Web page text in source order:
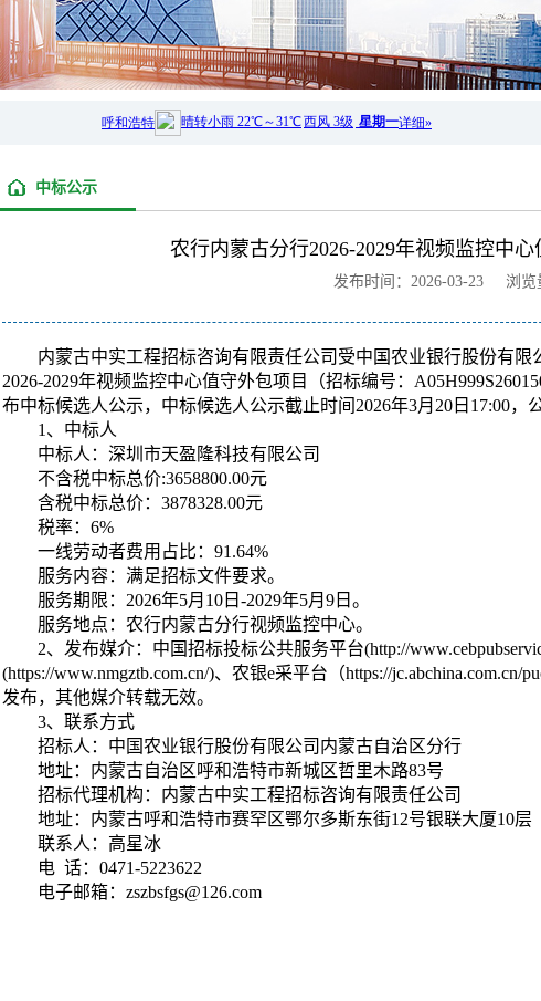
中标公示
农行内蒙古分行2026-2029年视频监控中
发布时间：2026-03-23 浏览
内蒙古中实工程招标咨询有限责任公司受中国农业银行股份有
2026-2029年视频监控中心值守外包项目（招标编号：
布中标候选人公示，中标候选人公示截止时间2026年3月20日17:00，
1、中标人
中标人：深圳市天盈隆科技有限公司
不含税中标总价:3658800.00元
含税中标总价：3878328.00元
税率：6%
一线劳动者费用占比：91.64%
服务内容：满足招标文件要求。
服务期限：2026年5月10日-2029年5月9日。
服务地点：农行内蒙古分行视频监控中心。
2、发布媒介：中国招标投标公共服务平台(http://
(https://www.nmgztb.com.cn/)、农银e采平台（https://jc.abchina.com.cn/
发布，其他媒介转载无效。
3、联系方式
招标人：中国农业银行股份有限公司内蒙古自治区分行
地址：内蒙古自治区呼和浩特市新城区哲里木路83号
招标代理机构：内蒙古中实工程招标咨询有限责任公司
地址：内蒙古呼和浩特市赛罕区鄂尔多斯东街12号银联大厦10层
联系人：高星冰
电 话：0471-5223622
电子邮箱：zszbsfgs@126.com